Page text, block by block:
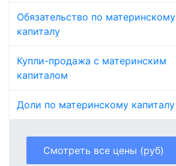
Обязательство по материнскому
капиталу
Купли-продажа с материнским
капиталом
Доли по материнскому капиталу
Смотреть все цены (руб)